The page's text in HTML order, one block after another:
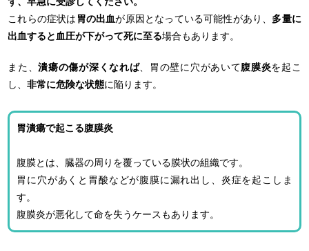
これらの症状は 胃の出血が原因となっている可能性があり、 多量に
出血すると血圧が下がって死に至る場合もあります。
また、潰瘍の傷が深くなれば、胃の壁に穴があいて腹膜炎を起こ
し、非常に危険な状態に陥ります。
胃潰瘍で起こる腹膜炎
腹膜とは、臓器の周りを覆っている膜状の組織です。
胃に穴があくと胃酸などが腹膜に漏れ出し、炎症を起こしま
す。
腹膜炎が悪化して命を失うケースもあります。